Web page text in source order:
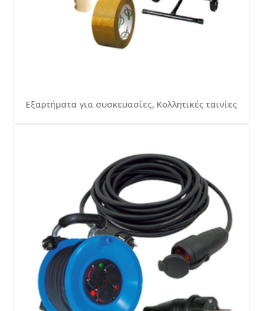
Εξαρτήματα για συσκευασίες, Κολλητικές ταινίες